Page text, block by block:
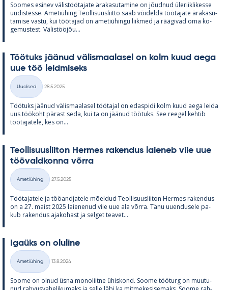
Soo­mes esi­nev vä­lis­töö­ta­jate ära­ka­su­ta­mine on jõud­nud üle­riikli­kesse
uu­dis­tesse. Ame­tiü­hing Teol­li­suus­liitto saab või­delda töö­ta­jate ära­ka­su­
ta­mise vastu, kui töö­ta­jad on ame­tiü­hingu liik­med ja rää­gi­vad oma ko­
ge­mus­test. Vä­lis­tööjõu...
Töö­tuks jää­nud vä­lis­maa­la­sel on kolm kuud aega
uue töö leid­mi­seks
Kategooriad
Uudised
28.5.2025
Töö­tuks jää­nud vä­lis­maa­la­sel töö­ta­jal on edas­pidi kolm kuud aega leida
uus töö­koht pä­rast seda, kui ta on jää­nud töö­tuks. See ree­gel keh­tib
töö­ta­ja­tele, kes on...
Teol­li­suus­lii­ton Her­mes ra­ken­dus lai­e­neb viie uue
töö­vald­konna võrra
Kategooriad
Ametiühing
27.5.2025
Töö­ta­ja­tele ja töö­and­ja­tele mõel­dud Teol­li­suus­lii­ton Her­mes ra­ken­dus
on a 27. maist 2025 lai­e­ne­nud viie uue ala võrra. Tänu uu­en­dusele pa­
kub ra­ken­dus aja­ko­hast ja sel­get tea­vet...
Igaüks on olu­line
Kategooriad
Ametiühing
13.8.2024
Soome on ol­nud üsna mo­no­liitne ühis­kond. Soome töö­turg on muu­tu­